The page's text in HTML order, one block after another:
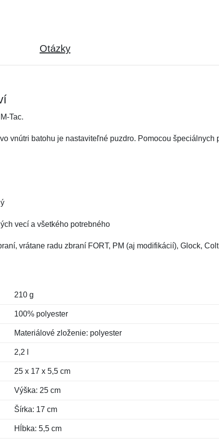
Otázky
Tac.
vnútri batohu je nastaviteľné puzdro. Pomocou
vecí a všetkého potrebného
vrátane radu zbraní FORT, PM (aj modifikácií), Glock,
210 g
100% polyester
Materiálové zloženie: polyester
2,2 l
25 x 17 x 5,5 cm
Výška: 25 cm
Šírka: 17 cm
Hĺbka: 5,5 cm